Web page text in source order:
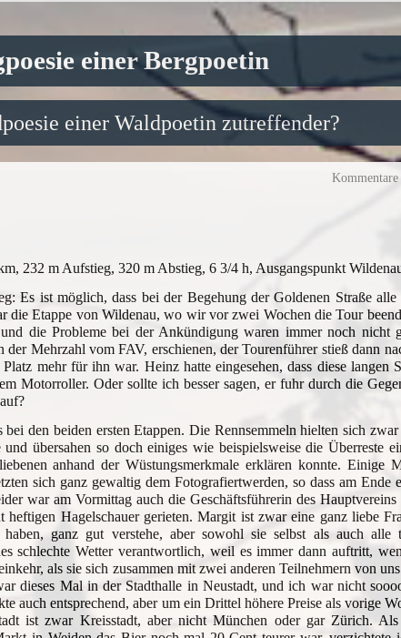
einer Bergpoetin
einer Waldpoetin zutreffender?
232 m Aufstieg, 320 m Abstieg, 6 3/4 h, Ausgangspunkt
Es ist möglich, dass bei der Begehung der Goldenen Straße
die Etappe von Wildenau, wo wir vor zwei Wochen die Tour
die Probleme bei der Ankündigung waren immer noch nicht
Mehrzahl vom FAV, erschienen, der Tourenführer stieß dann
mehr für ihn war. Heinz hatte eingesehen, dass diese langen
Motorroller. Oder sollte ich besser sagen, er fuhr durch die
den beiden ersten Etappen. Die Rennsemmeln hielten sich
übersahen so doch einiges wie beispielsweise die Überreste
anhand der Wüstungsmerkmale erklären konnte. Einige
sich ganz gewaltig dem Fotografiertwerden, so dass am Ende
war am Vormittag auch die Geschäftsführerin des Hauptvereins
Hagelschauer gerieten. Margit ist zwar eine ganz liebe
ganz gut verstehe, aber sowohl sie selbst als auch alle
schlechte Wetter verantwortlich, weil es immer dann auftritt,
als sie sich zusammen mit zwei anderen Teilnehmern von
dieses Mal in der Stadthalle in Neustadt, und ich war nicht
auch entsprechend, aber um ein Drittel höhere Preise als vorige
ist zwar Kreisstadt, aber nicht München oder gar Zürich.